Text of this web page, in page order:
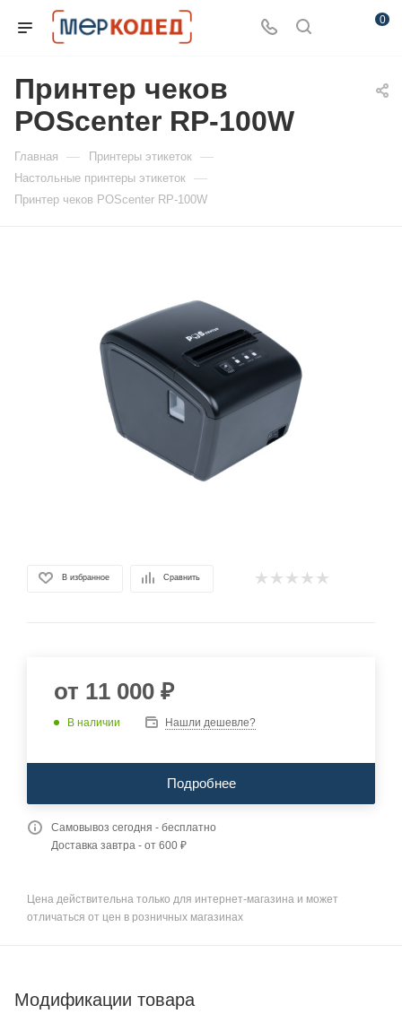
0
Принтер чеков
POScenter RP-100W
Главная — Принтеры этикеток —
Настольные принтеры этикеток —
Принтер чеков POScenter RP-100W
В избранное Сравнить
от 11 000 ₽
В наличии Нашли дешевле?
Подробнее
Самовывоз сегодня - бесплатно
Доставка завтра - от 600 ₽
Цена действительна только для интернет-магазина и может
отличаться от цен в розничных магазинах
Модификации товара